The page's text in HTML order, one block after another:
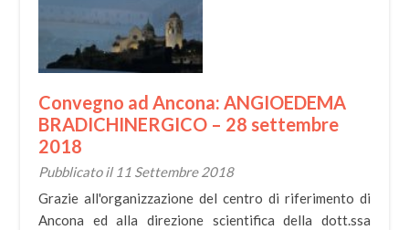
Convegno ad Ancona: ANGIOEDEMA
BRADICHINERGICO – 28 settembre
2018
Pubblicato il 11 Settembre 2018
Grazie all'organizzazione del centro di riferimento di
Ancona ed alla direzione scientifica della dott.ssa